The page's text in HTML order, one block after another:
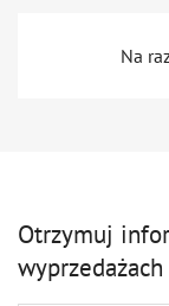
Na
Otrzymuj
wyprzedażach